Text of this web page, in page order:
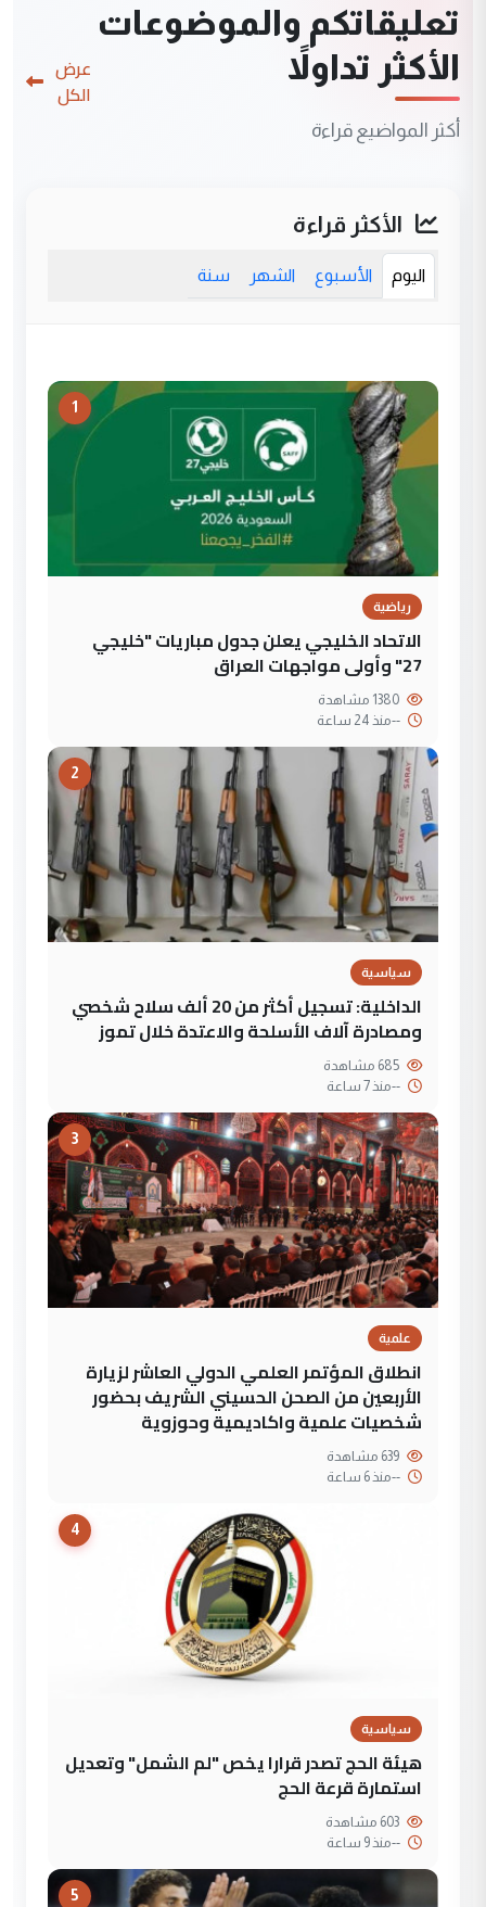
تعليقاتكم والموضوعات
الأكثر تداولاً
أكثر المواضيع قراءة
عرض
الكل
الأكثر قراءة
اليوم الأسبوع الشهر سنة
1
رياضية
الاتحاد الخليجي يعلن جدول مباريات "خليجي
27" وأولى مواجهات العراق
--منذ 24 ساعة
2
سياسية
الداخلية: تسجيل أكثر من 20 ألف سلاح شخصي
ومصادرة آلاف الأسلحة والاعتدة خلال تموز
--منذ 7 ساعة
3
علمية
انطلاق المؤتمر العلمي الدولي العاشر لزيارة
الأربعين من الصحن الحسيني الشريف بحضور
شخصيات علمية واكاديمية وحوزوية
--منذ 6 ساعة
4
سياسية
هيئة الحج تصدر قرارا يخص "لم الشمل" وتعديل
استمارة قرعة الحج
--منذ 9 ساعة
5